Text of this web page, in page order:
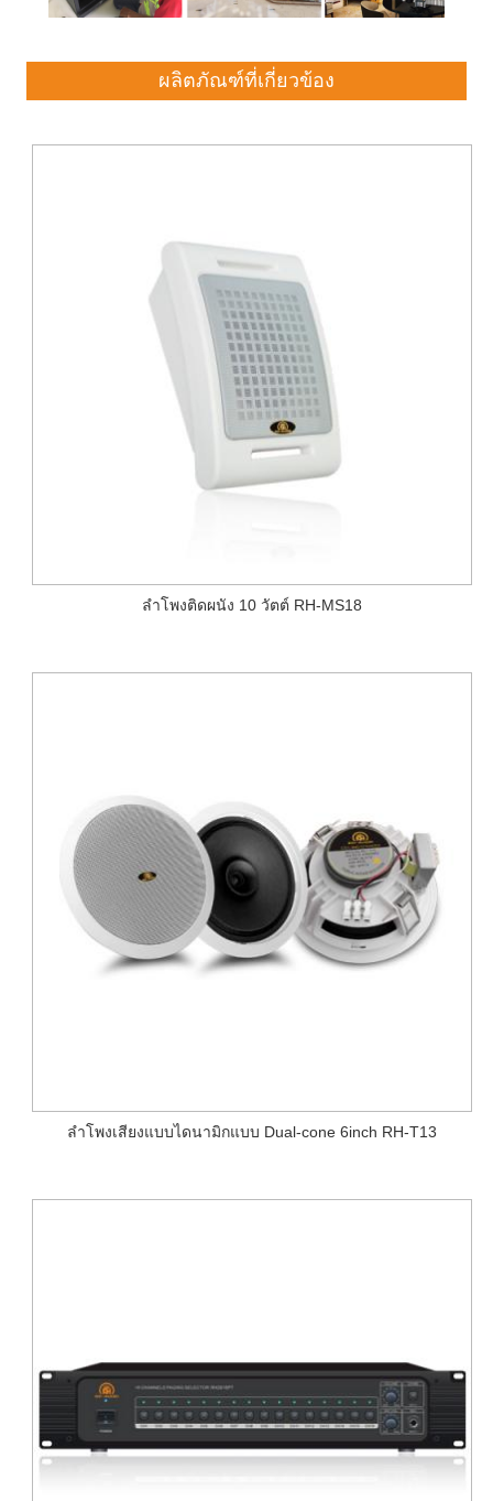
ผลิตภัณฑ์ที่เกี่ยวข้อง
ลำโพงติดผนัง 10 วัตต์ RH-MS18
ลำโพงเสียงแบบไดนามิกแบบ Dual-cone 6inch RH-T13